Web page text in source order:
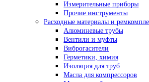
Измерительные приборы
Прочие инструменты
Расходные материалы и
Алюминевые трубы
Вентили и муфты
Виброгасители
Герметики, химия
Изоляция для труб
Масла для компрессоров